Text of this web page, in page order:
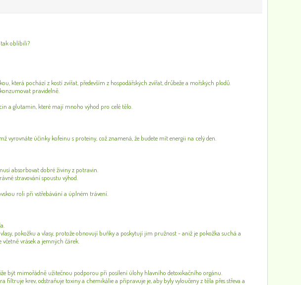
tak oblíbili?
která pochází z kostí zvířat, především z hospodářských zvířat, drůbeže a mořských plodů.
pravidelně.
a glutamin, které mají mnoho výhod pro celé tělo.
vyrovnáte účinky kofeinu s proteiny, což znamená, že budete mít energii na celý den.
absorbovat dobré živiny z potravin.
stravování spoustu výhod.
roli při vstřebávání a úplném trávení.
pokožku a vlasy, protože obnovují buňky a poskytují jim pružnost - aniž je pokožka suchá a
vrásek a jemných čárek.
být mimořádně užitečnou podporou při posílení úlohy hlavního detoxikačního orgánu.
krev, odstraňuje toxiny a chemikálie a připravuje je, aby byly vyloučeny z těla přes střeva a